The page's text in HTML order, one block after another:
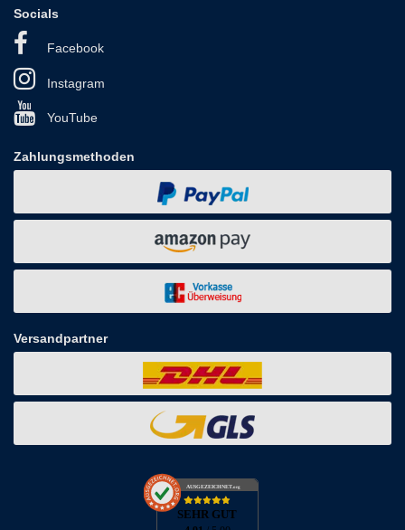
Socials
Facebook
Instagram
YouTube
Zahlungsmethoden
Versandpartner
AUSGEZEICHNET.org
SEHR GUT